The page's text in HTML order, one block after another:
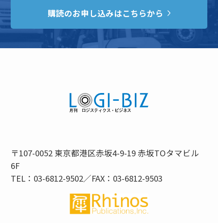
購読のお申し込みはこちらから
〒107-0052 東京都港区赤坂4-9-19 赤坂TOタマビル
6F
TEL：03-6812-9502／FAX：03-6812-9503